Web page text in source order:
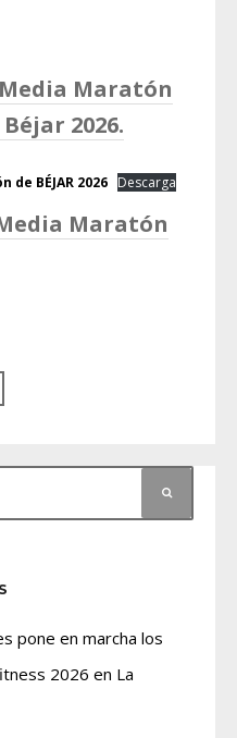
Maratón
2026.
de BÉJAR 2026 Descarga
Maratón
pone en marcha los
2026 en La